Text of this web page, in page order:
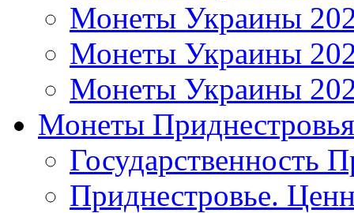
Монеты Украины
Монеты Украины
Монеты Украины
Монеты Приднестровья
Государственность
Приднестровье.